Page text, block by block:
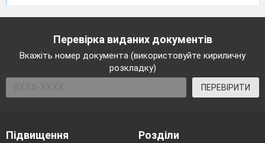
Перевірка виданих документів
Вкажіть номер документа (використовуйте кириличну
розкладку)
ПЕРЕВІРИТИ
Підвищення
Розділи